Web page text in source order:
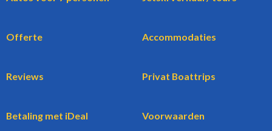
Offerte Accommodaties
Reviews Privat Boattrips
Betaling met iDeal Voorwaarden